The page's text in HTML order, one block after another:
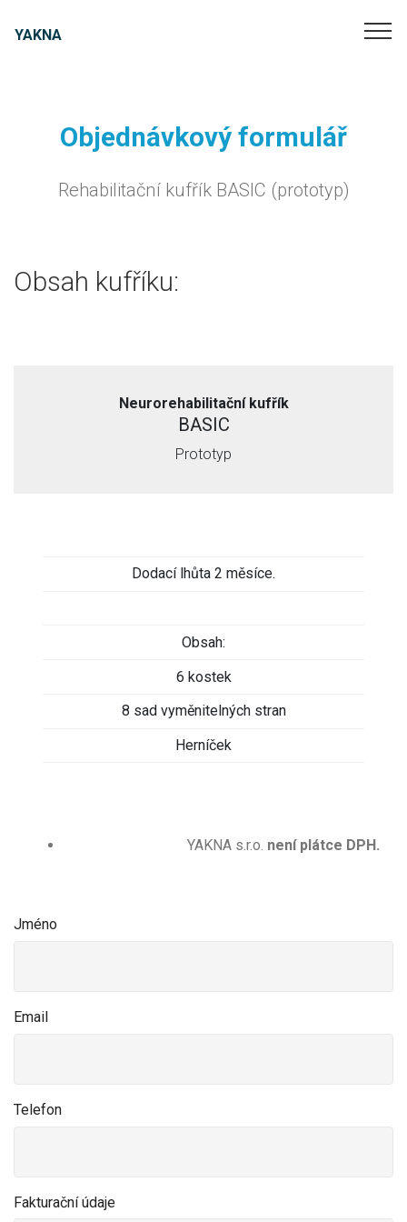
YAKNA
Objednávkový formulář
Rehabilitační kufřík BASIC (prototyp)
Obsah kufříku:
Neurorehabilitační kufřík
BASIC
Prototyp
Dodací lhůta 2 měsíce.
Obsah:
6 kostek
8 sad vyměnitelných stran
Herníček
YAKNA s.r.o. není plátce DPH.
Jméno
Email
Telefon
Fakturační údaje